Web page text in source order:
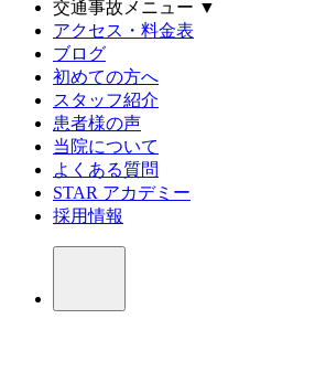
交通事故メニュー ▼
アクセス・料金表
ブログ
初めての方へ
スタッフ紹介
患者様の声
当院について
よくある質問
STAR アカデミー
採用情報